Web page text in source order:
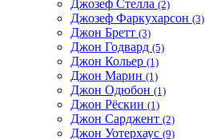
Джозеф Стелла (2)
Джозеф Фаркухарсон (3)
Джон Бретт (3)
Джон Годвард (5)
Джон Кольер (1)
Джон Марин (1)
Джон Одюбон (1)
Джон Рёскин (1)
Джон Сарджент (2)
Джон Уотерхаус (9)